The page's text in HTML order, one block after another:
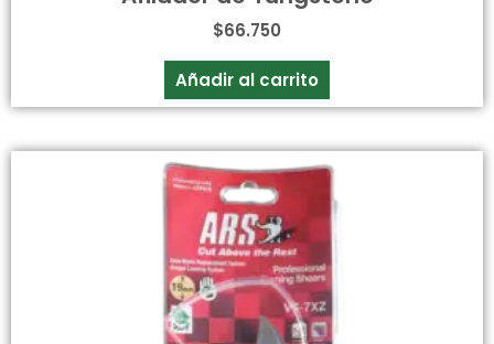
$66.750
Añadir al carrito